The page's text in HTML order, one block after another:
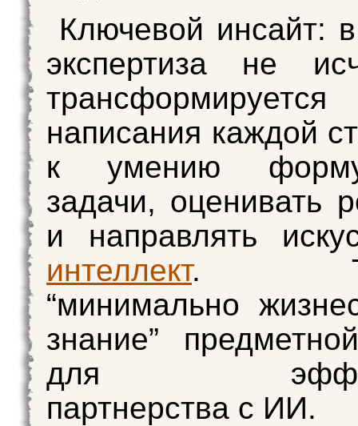
Ключевой инсайт:
экспертиза не
написания каждой
к умению
задачи, оценивать
и направлять
интеллект.
“минимально
знание”
для
партнерства с ИИ.